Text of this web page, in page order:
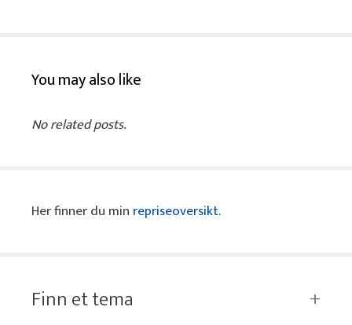
You may also like
No related posts.
Her finner du min repriseoversikt.
Finn et tema